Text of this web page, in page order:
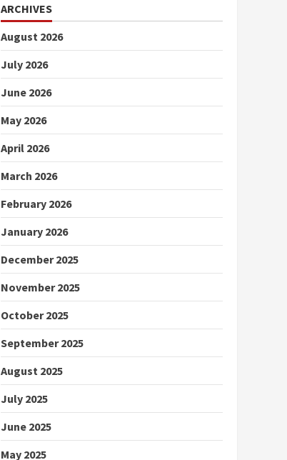
ARCHIVES
August 2026
July 2026
June 2026
May 2026
April 2026
March 2026
February 2026
January 2026
December 2025
November 2025
October 2025
September 2025
August 2025
July 2025
June 2025
May 2025